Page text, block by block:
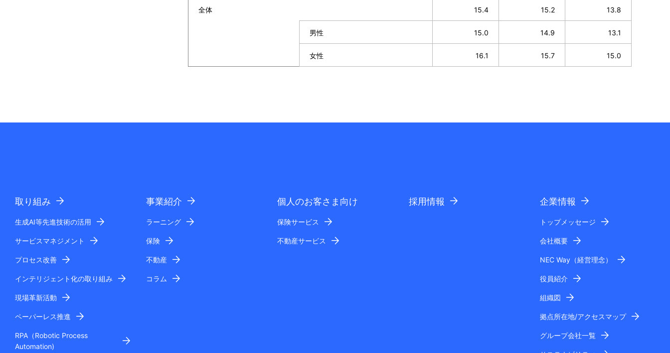
全体 15.4 15.2 13.8
男性 15.0 14.9 13.1
女性 16.1 15.7 15.0
取り組み
生成AI等先進技術の活用
サービスマネジメント
プロセス改善
インテリジェント化の取り組み
現場革新活動
ペーパーレス推進
RPA（Robotic Process
Automation)
事業紹介
ラーニング
保険
不動産
コラム
個人のお客さま向け
保険サービス
不動産サービス
採用情報 企業情報
トップメッセージ
会社概要
NEC Way（経営理念）
役員紹介
組織図
拠点所在地/アクセスマップ
グループ会社一覧